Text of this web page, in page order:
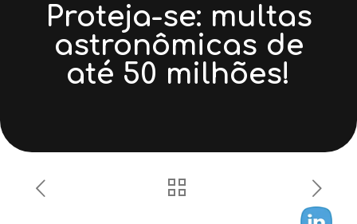
Proteja-se: multas
astronômicas de
até 50 milhões!